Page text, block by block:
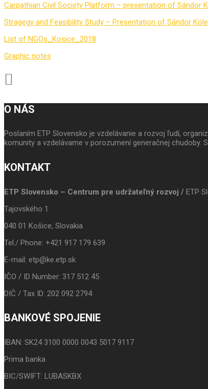
Carpathian Civil Society Platform – presentation of Sándor
Stragegy and Feasibility Study – Presentation of Sándor
List of NGOs_Kosice_2018
Graphic notes
O NÁS
Poslaním ETP Slovensko je vzdelávanie a rozvoj ľudí,
komunity a vzdelávame v porozumení generačnej
KONTAKT
ETP Slovensko – Centrum pre udržateľný rozvoj / ETP
Tajovského 1
040 01 Košice, Slovakia
Tel./ Phone: +421 917 179 639
E-mail: etp@ke.etp.sk
IČO / ID Number: 317 512 45
DIČ / Tax ID: 202 092 2794
BANKOVÉ SPOJENIE
IBAN: SK24 3100 0000 0043 5017 9117
Prima banka
BIC/SWIFT: LUBASKBX